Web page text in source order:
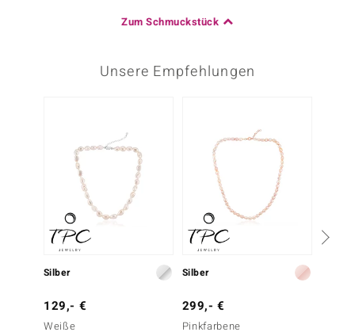
Zum Schmuckstück
Unsere Empfehlungen
Silber
129,- €
Weiße
Silber
299,- €
Pinkfarbene